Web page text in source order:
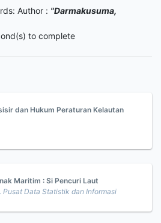
Author : "Darmakusuma,
to complete
dan Hukum Peraturan Kelautan
Maritim : Si Pencuri Laut
Pusat Data Statistik dan Informasi